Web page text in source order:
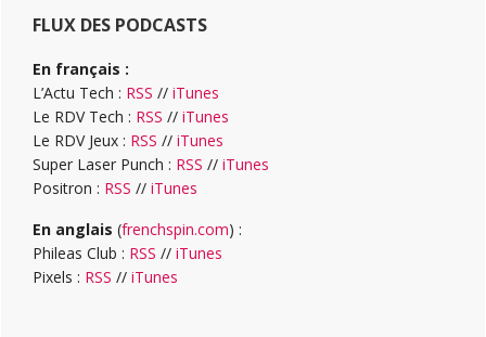
FLUX DES PODCASTS
En français :
L’Actu Tech : RSS // iTunes
Le RDV Tech : RSS // iTunes
Le RDV Jeux : RSS // iTunes
Super Laser Punch : RSS // iTunes
Positron : RSS // iTunes
En anglais (frenchspin.com) :
Phileas Club : RSS // iTunes
Pixels : RSS // iTunes